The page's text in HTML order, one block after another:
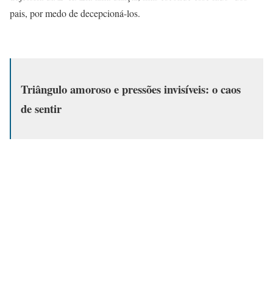
pais, por medo de decepcioná-los.
Triângulo amoroso e pressões invisíveis: o caos
de sentir